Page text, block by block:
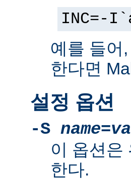
INC=-
예를 들어
한다면
설정 옵션
-S name=
이 옵션은
한다.